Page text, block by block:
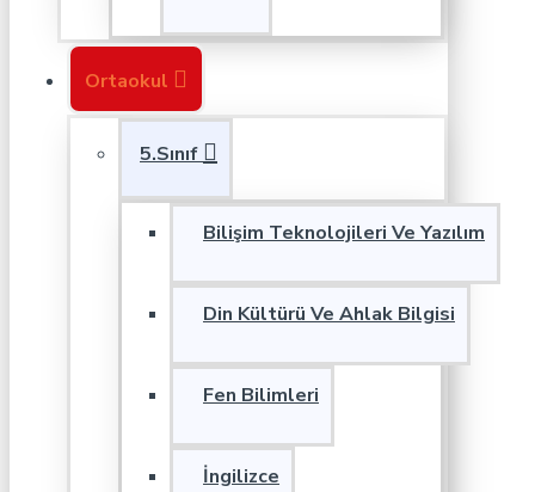
Ortaokul
5.Sınıf
Bilişim Teknolojileri Ve Yazılım
Din Kültürü Ve Ahlak Bilgisi
Fen Bilimleri
İngilizce